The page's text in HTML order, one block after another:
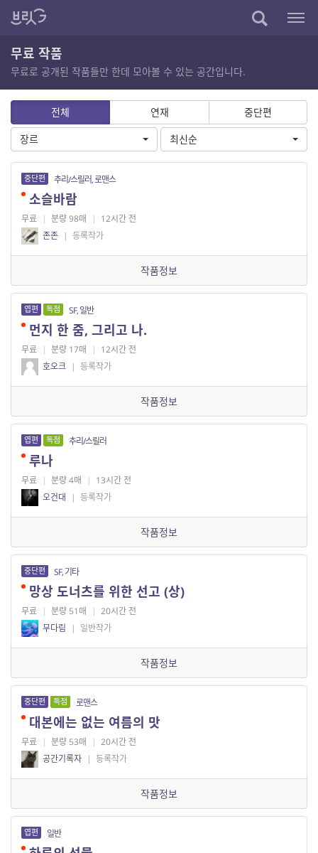
무료 작품
무료로 공개된 작품들만 한데 모아볼 수 있는 공간입니다.
전체 연재
중단편
장르
최신순
중단편 추리/스릴러, 로맨스
소슬바람
무료 | 분량 98매 | 12시간 전
존존 | 등록작가
작품정보
엽편 독점 SF, 일반
먼지 한 줌, 그리고 나.
무료 | 분량 17매 | 12시간 전
호오크 | 등록작가
작품정보
엽편 독점 추리/스릴러
루나
무료 | 분량 4매 | 13시간 전
오건대
| 등록작가
작품정보
중단편 SF, 기타
망상 도너츠를 위한 선고 (상)
무료 | 분량 51매 | 20시간 전
무다림
| 일반작가
작품정보
중단편 독점 로맨스
대본에는 없는 여름의 맛
무료 | 분량 53매 | 20시간 전
공간기록자 | 등록작가
작품정보
엽편 일반